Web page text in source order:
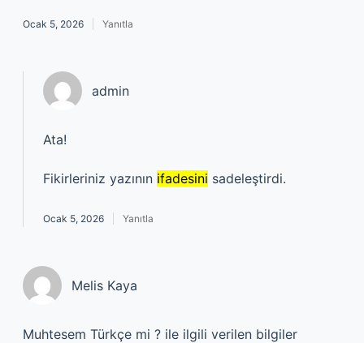
Ocak 5, 2026 Yanıtla
admin
Ata!
Fikirleriniz yazının ifadesini sadeleştirdi.
Ocak 5, 2026 Yanıtla
Melis Kaya
Muhtesem Türkçe mi ? ile ilgili verilen bilgiler